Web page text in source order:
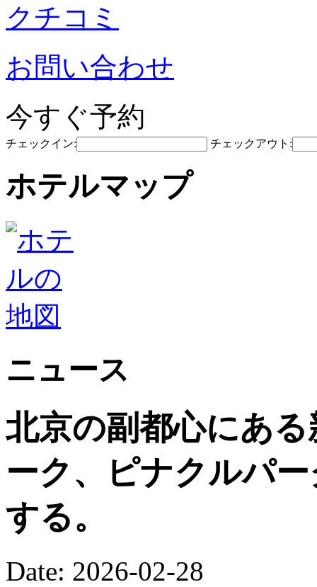
クチコミ
お問い合わせ
今すぐ予約
チェックイン: チェックアウト:
ホテルマップ
ニュース
北京の副都心にあ
ーク、ピナクルパ
する。
Date: 2026-02-28